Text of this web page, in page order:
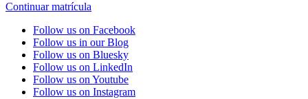
Continuar matrícula
Follow us on Facebook
Follow us in our Blog
Follow us on Bluesky
Follow us on LinkedIn
Follow us on Youtube
Follow us on Instagram